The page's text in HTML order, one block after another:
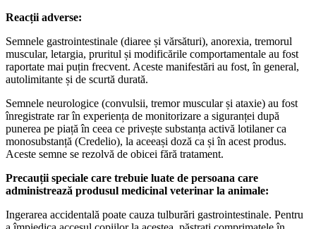
Reacții adverse:
Semnele gastrointestinale (diaree și vărsături), anorexia, tremorul
muscular, letargia, pruritul și modificările comportamentale au fost
raportate mai puțin frecvent. Aceste manifestări au fost, în general,
autolimitante și de scurtă durată.
Semnele neurologice (convulsii, tremor muscular și ataxie) au fost
înregistrate rar în experiența de monitorizare a siguranței după
punerea pe piață în ceea ce privește substanța activă lotilaner ca
monosubstanță (Credelio), la aceeași doză ca și în acest produs.
Aceste semne se rezolvă de obicei fără tratament.
Precauții speciale care trebuie luate de persoana care
administrează produsul medicinal veterinar la animale:
Ingerarea accidentală poate cauza tulburări gastrointestinale. Pentru